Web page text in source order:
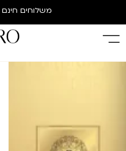
משלוחים חינם